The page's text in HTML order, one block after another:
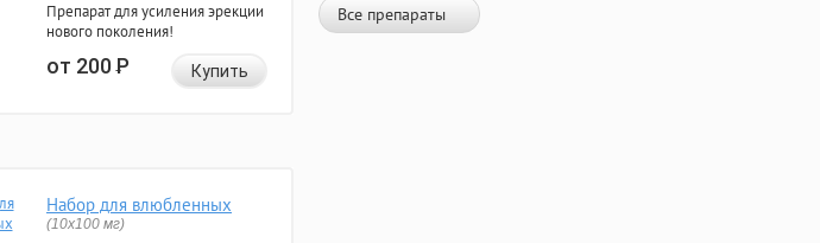
Препарат для усиления эрекции
нового поколения!
от 200Р Купить
Набор для влюбленных
(10х100 мг)
Все препараты